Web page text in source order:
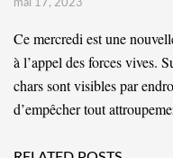
mai 17, 2023
Ce mercredi est une
à l’appel des forces vives.
chars sont visibles par
d’empêcher tout